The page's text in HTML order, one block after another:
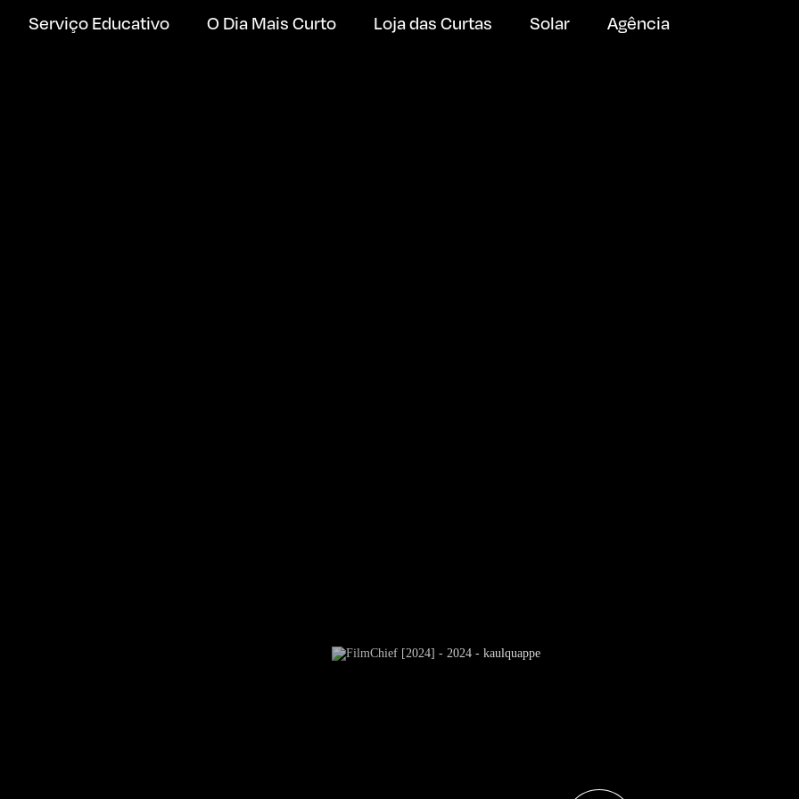
Serviço Educativo O Dia Mais Curto Loja das Curtas Solar Agência